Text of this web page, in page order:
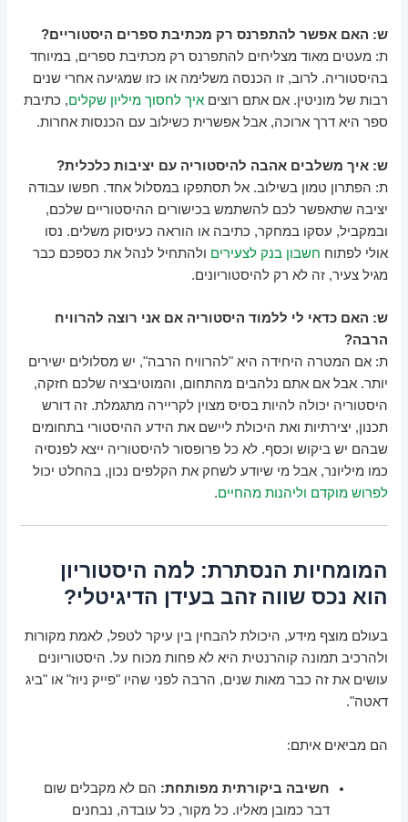
ש: האם אפשר להתפרנס רק מכתיבת ספרים היסטוריים?
ת: מעטים מאוד מצליחים להתפרנס רק מכתיבת ספרים, במיוחד
בהיסטוריה. לרוב, זו הכנסה משלימה או כזו שמגיעה אחרי שנים
רבות של מוניטין. אם אתם רוציםאיך לחסוך מיליון שקלים, כתיבת
ספר היא דרך ארוכה, אבל אפשרית כשילוב עם הכנסות אחרות.
ש: איך משלבים אהבה להיסטוריה עם יציבות כלכלית?
ת: הפתרון טמון בשילוב. אל תסתפקו במסלול אחד. חפשו עבודה
יציבה שתאפשר לכם להשתמש בכישורים ההיסטוריים שלכם,
ובמקביל, עסקו במחקר, כתיבה או הוראה כעיסוק משלים. נסו
אולי לפתוח חשבון בנק לצעירים ולהתחיל לנהל את כספכם כבר
מגיל צעיר, זה לא רק להיסטוריונים.
ש: האם כדאי לי ללמוד היסטוריה אם אני רוצה להרוויח
הרבה?
ת: אם המטרה היחידה היא "להרוויח הרבה", יש מסלולים ישירים
יותר. אבל אם אתם נלהבים מהתחום, והמוטיבציה שלכם חזקה,
היסטוריה יכולה להיות בסיס מצוין לקריירה מתגמלת. זה דורש
תכנון, יצירתיות ואת היכולת ליישם את הידע ההיסטורי בתחומים
שבהם יש ביקוש וכסף. לא כל פרופסור להיסטוריה ייצא לפנסיה
כמו מיליונר, אבל מי שיודע לשחק את הקלפים נכון, בהחלט יכול
לפרוש מוקדם וליהנות מהחיים.
המומחיות הנסתרת: למה היסטוריון
הוא נכס שווה זהב בעידן הדיגיטלי?
בעולם מוצף מידע, היכולת להבחין בין עיקר לטפל, לאמת מקורות
ולהרכיב תמונה קוהרנטית היא לא פחות מכוח על. היסטוריונים
עושים את זה כבר מאות שנים, הרבה לפני שהיו "פייק ניוז" או "ביג
דאטה".
הם מביאים איתם:
חשיבה ביקורתית מפותחת: הם לא מקבלים שום
דבר כמובן מאליו. כל מקור, כל עובדה, נבחנים